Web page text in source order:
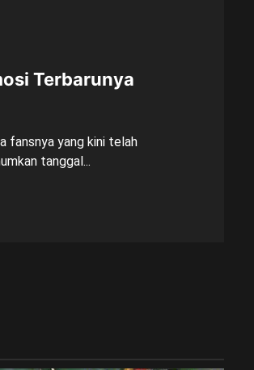
Terbarunya
fansnya yang kini telah
tanggal...